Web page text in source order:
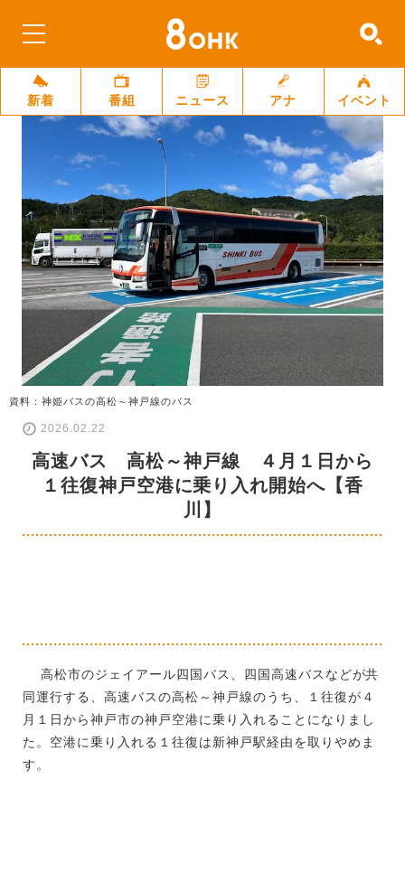
新着 番組 ニュース アナ イベント
資料：神姫バスの高松～神戸線のバス
2026.02.22
高速バス 高松～神戸線 ４月１日から
１往復神戸空港に乗り入れ開始へ【香
川】
高松市のジェイアール四国バス、四国高速バスなどが共
同運行する、高速バスの高松～神戸線のうち、１往復が４
月１日から神戸市の神戸空港に乗り入れることになりまし
た。空港に乗り入れる１往復は新神戸駅経由を取りやめま
す。